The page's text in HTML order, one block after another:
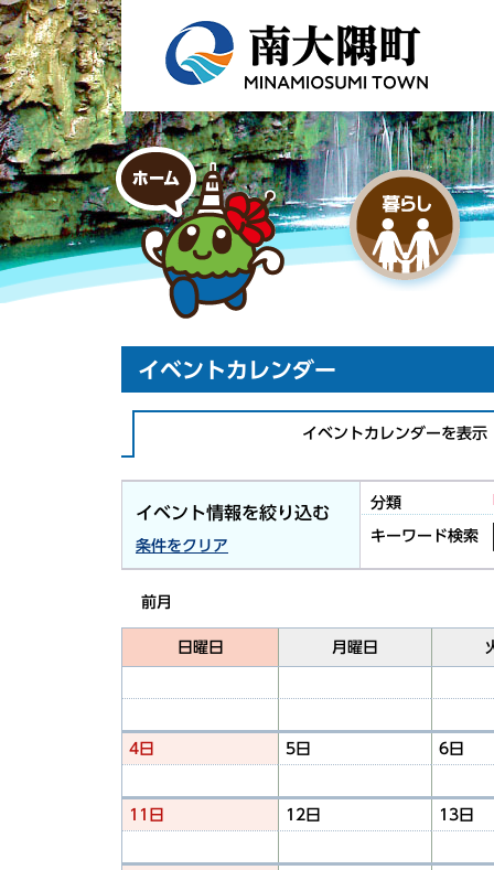
イベントカレンダー
イベントカレンダーを表示
イベント情報を絞り込む
条件をクリア
分類
キーワード検索
前月
日曜日 月曜日
4日 5日 6日
11日 12日 13日